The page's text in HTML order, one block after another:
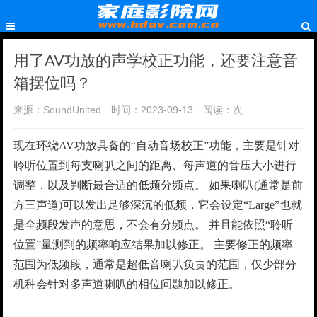
用了AV功放的声学校正功能，还要注意音
箱摆位吗？
来源：SoundUnited 时间：2023-09-13 阅读： 次
现在环绕AV功放具备的“自动音场校正”功能，主要是针对
聆听位置到每支喇叭之间的距离、每声道的音压大小进行
调整，以及判断最合适的低频分频点。 如果喇叭(通常是前
方三声道)可以发出足够深沉的低频，它会设定“Large”也就
是全频段发声的意思，不会有分频点。 并且能依照“聆听
位置”量测到的频率响应结果加以修正。 主要修正的频率
范围为低频段，通常是超低音喇叭负责的范围，仅少部分
机种会针对多声道喇叭的相位问题加以修正。